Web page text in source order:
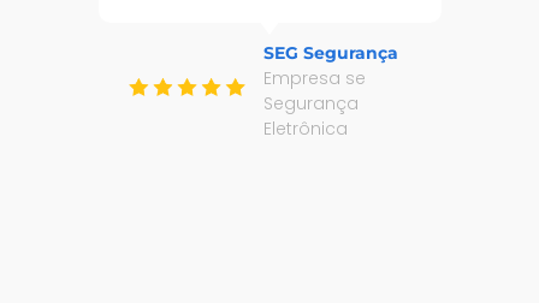
SEG Segurança
Empresa se
Segurança
Eletrônica